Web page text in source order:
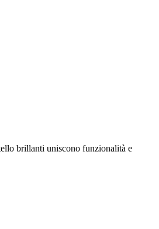
brillanti uniscono funzionalità e